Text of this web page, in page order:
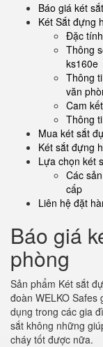
Báo giá két
Két Sắt đựng
Đặc
Thông
ks160e
Thông
văn
Cam
Thông
Mua két sắt
Két sắt đựng
Lựa chọn két
Các
cấp
Liên hệ đặt
Báo giá
phòng
Sản phẩm Két sắt
đoàn WELKO
dụng trong các gia
sắt không những
cháy tốt được nữa.